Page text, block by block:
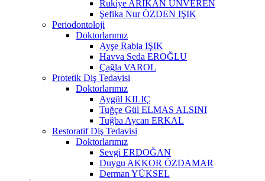
Rukiye ARIKAN ÜNVEREN
Şefika Nur ÖZDEN IŞIK
Periodontoloji
Doktorlarımız
Ayşe Rabia IŞIK
Havva Seda EROĞLU
Çağla VAROL
Protetik Diş Tedavisi
Doktorlarımız
Aygül KILIÇ
Tuğçe Gül ELMAS ALSINI
Tuğba Aycan ERKAL
Restoratif Diş Tedavisi
Doktorlarımız
Sevgi ERDOĞAN
Duygu AKKOR ÖZDAMAR
Derman YÜKSEL